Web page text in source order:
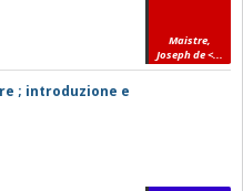
Maistre,
Joseph de <...
; introduzione e